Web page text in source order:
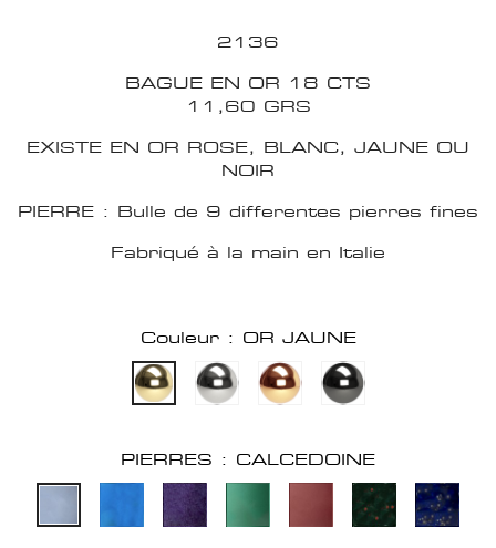
2136
BAGUE EN OR 18 CTS
11,60 GRS
EXISTE EN OR ROSE, BLANC, JAUNE OU
NOIR
PIERRE : Bulle de 9 differentes pierres fines
Fabriqué à la main en Italie
Couleur : OR JAUNE
PIERRES : CALCEDOINE